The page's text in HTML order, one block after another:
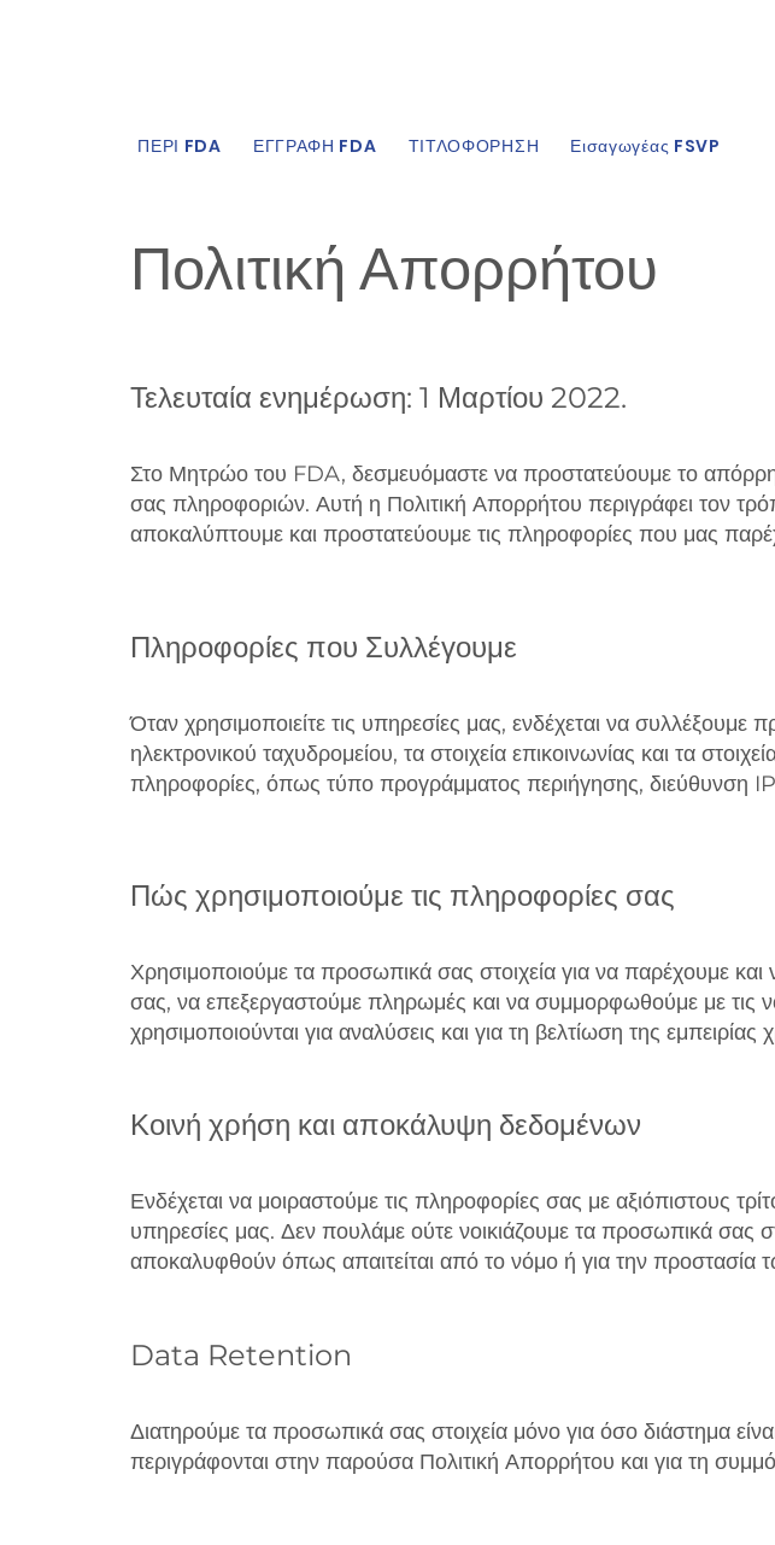
ΠΕΡΙ FDA ΕΓΓΡΑΦΗ FDA ΤΙΤΛΟΦΟΡΗΣΗ Εισαγωγέας FSVP
Πολιτική Απορρήτου
Τελευταία ενημέρωση: 1 Μαρτίου 2022.
Στο Μητρώο του FDA, δεσμευόμαστε να προστατεύουμε το
σας πληροφοριών. Αυτή η Πολιτική Απορρήτου περιγράφει τον
αποκαλύπτουμε και προστατεύουμε τις πληροφορίες που μας
Πληροφορίες που Συλλέγουμε
Όταν χρησιμοποιείτε τις υπηρεσίες μας, ενδέχεται να
ηλεκτρονικού ταχυδρομείου, τα στοιχεία επικοινωνίας και τα
πληροφορίες, όπως τύπο προγράμματος περιήγησης, διεύθυνση
Πώς χρησιμοποιούμε τις πληροφορίες σας
Χρησιμοποιούμε τα προσωπικά σας στοιχεία για να παρέχουμε
σας, να επεξεργαστούμε πληρωμές και να συμμορφωθούμε με τις
χρησιμοποιούνται για αναλύσεις και για τη βελτίωση της εμπειρίας
Κοινή χρήση και αποκάλυψη δεδομένων
Ενδέχεται να μοιραστούμε τις πληροφορίες σας με αξιόπιστους
υπηρεσίες μας. Δεν πουλάμε ούτε νοικιάζουμε τα προσωπικά σας
αποκαλυφθούν όπως απαιτείται από το νόμο ή για την προστασία
Data Retention
Διατηρούμε τα προσωπικά σας στοιχεία μόνο για όσο διάστημα
περιγράφονται στην παρούσα Πολιτική Απορρήτου και για τη